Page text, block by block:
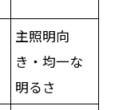
主照明向
き・均一な
明るさ